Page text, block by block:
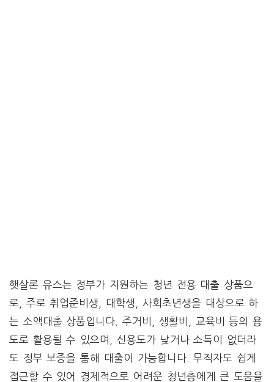
햇살론 유스는 정부가 지원하는 청년 전용 대출 상품으
로, 주로 취업준비생, 대학생, 사회초년생을 대상으로 하
는 소액대출 상품입니다. 주거비, 생활비, 교육비 등의 용
도로 활용될 수 있으며, 신용도가 낮거나 소득이 없더라
도 정부 보증을 통해 대출이 가능합니다. 무직자도 쉽게
접근할 수 있어 경제적으로 어려운 청년층에게 큰 도움을